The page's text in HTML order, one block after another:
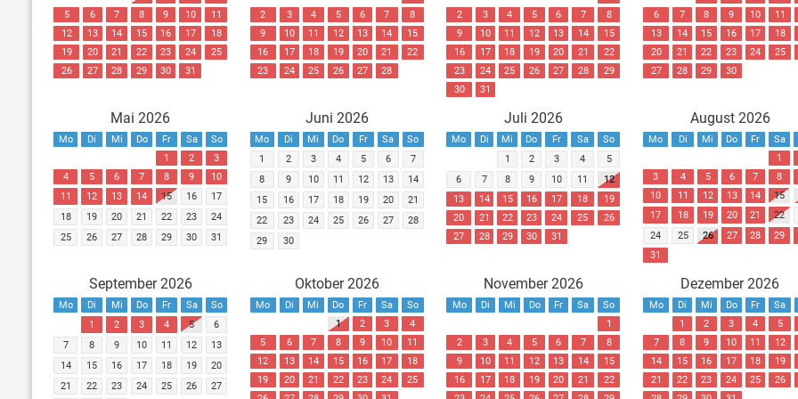
5
6 7 8 9 10
11
12
13 14 15 16 17
18
19
20 21 22 23 24
25
26
27 28 29 30 31
2
3 4 5 6 7
8
9
10 11 12 13 14
15
16
17 18 19 20 21
22
23
24 25 26 27 28
2
3 4 5 6 7
8
9
10 11 12 13 14
15
16
17 18 19 20 21
22
23
24 25 26 27 28
29
30
31
6
7 8 9 10
11
13
14 15 16 17
18
20
21 22 23 24
25
27
28 29 30
Mai 2026
Mo Di Mi Do Fr Sa
So
1
2
3
4
5 6 7 8 9
10
11
12 13 14 15 16
17
18
19 20 21 22 23
24
25
26 27 28 29 30 31
Juni 2026
Mo Di Mi Do Fr Sa
So
1
2 3 4 5 6
7
8
9 10 11 12 13
14
15
16 17 18 19 20
21
22
23 24 25 26 27
28
29
30
Juli 2026
Mo Di Mi Do Fr Sa
So
1
2 3 4
5
6
7 8 9 10 11
12
13
14 15 16 17 18
19
20
21 22 23 24 25
26
27
28 29 30 31
August 2026
Mo Di Mi Do Fr
Sa
1
3
4 5 6 7
8
10
11 12 13 14
15
17
18 19 20 21
22
24
25 26 27 28
29
31
September 2026
Mo Di Mi Do Fr Sa
So
1
2 3 4 5
6
7
8 9 10 11 12
13
14
15 16 17 18 19
20
21
22 23 24 25 26 27
Oktober 2026
Mo Di Mi Do Fr Sa
So
1
2 3
4
5
6 7 8 9 10
11
12
13 14 15 16 17
18
19
20 21 22 23 24
25
November 2026
Mo Di Mi Do Fr Sa
So
1
2
3 4 5 6 7
8
9
10 11 12 13 14
15
16
17 18 19 20 21
22
Dezember 2026
Mo Di Mi Do Fr
Sa
1
2 3 4
5
7
8 9 10 11
12
14
15 16 17 18
19
21
22 23 24 25
26